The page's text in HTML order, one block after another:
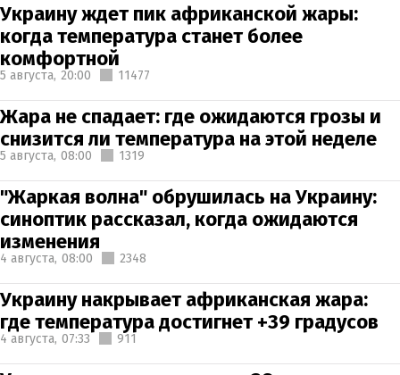
Украину ждет пик африканской жары:
когда температура станет более
комфортной
5 августа, 20:00 11477
Жара не спадает: где ожидаются грозы и
снизится ли температура на этой неделе
5 августа, 08:00 1319
"Жаркая волна" обрушилась на Украину:
синоптик рассказал, когда ожидаются
изменения
4 августа, 08:00 2348
Украину накрывает африканская жара:
где температура достигнет +39 градусов
4 августа, 07:33 911